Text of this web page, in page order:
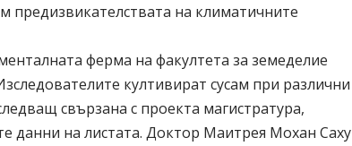
предизвикателствата на климатичните
ферма на факултета за земеделие
култивират сусам при различни
свързана с проекта магистратура,
данни на листата. Доктор Маитрея Мохан Саху